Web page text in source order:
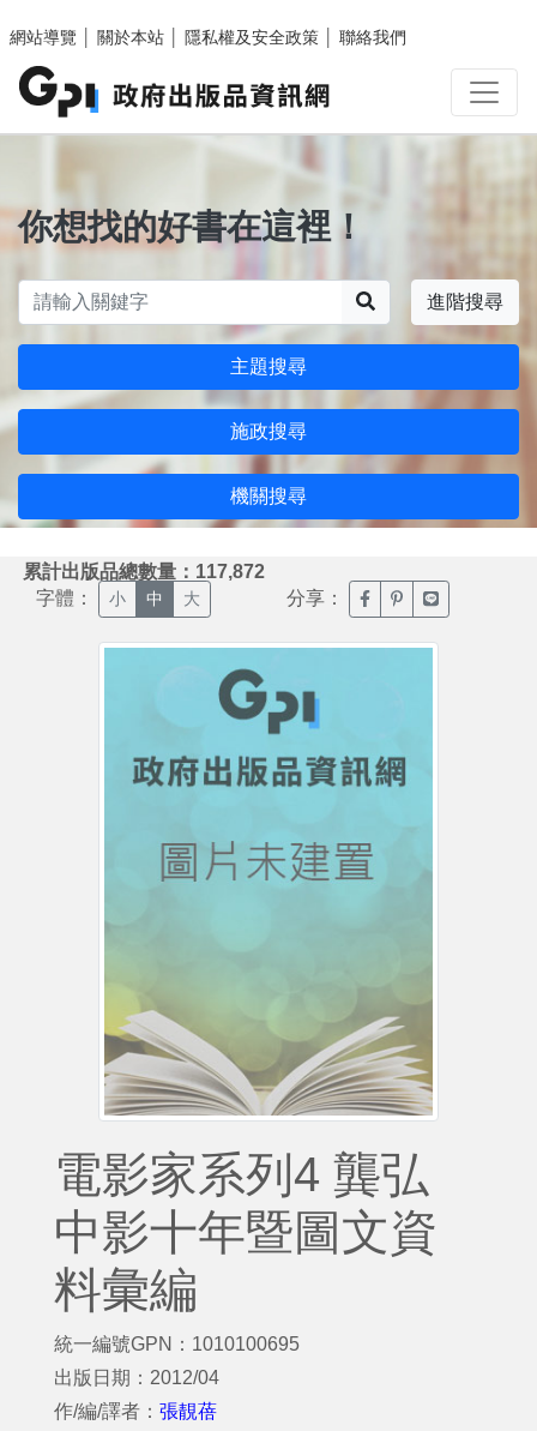
網站導覽
關於本站 隱私權及安全政策 聯絡我們
你想找的好書在這裡！
進階搜尋
主題搜尋
施政搜尋
機關搜尋
累計出版品總數量：117,872
字體： 小 中 大 分享： 臉書分享(另開新視窗)
噗浪分享(另開新
Line分享(另
電影家系列4 龔弘
中影十年暨圖文資
料彙編
統一編號GPN：1010100695
出版日期：2012/04
作/編/譯者： 張靚蓓